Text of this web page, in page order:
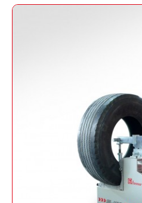
Elite
Vulkanisierpresse
Landwirtschaft und
von